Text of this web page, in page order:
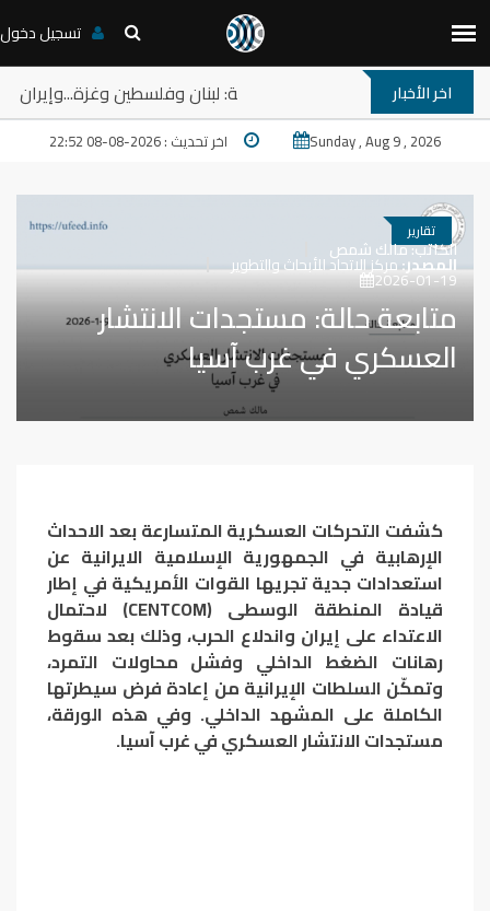
تسجيل دخول
اخر الأخبار
والمخارج المستعصية في المنطقة: لبنان وفلسطين وغزة...وإيران
Sunday , Aug 9 , 2026 اخر تحديث : 2026-08-08 22:52
تقارير
الكاتب:مالك شمص
المصدر:مركز الاتحاد للأبحاث والتطوير
2026-01-19
متابعة حالة: مستجدات الانتشار
العسكري في غرب آسيا
كشفت التحركات العسكرية المتسارعة بعد الاحداث
الإرهابية في الجمهورية الإسلامية الايرانية عن
استعدادات جدية تجريها القوات الأمريكية في إطار
قيادة المنطقة الوسطى (CENTCOM) لاحتمال
الاعتداء على إيران واندلاع الحرب، وذلك بعد سقوط
رهانات الضغط الداخلي وفشل محاولات التمرد،
وتمكّن السلطات الإيرانية من إعادة فرض سيطرتها
الكاملة على المشهد الداخلي. وفي هذه الورقة،
مستجدات الانتشار العسكري في غرب آسيا.